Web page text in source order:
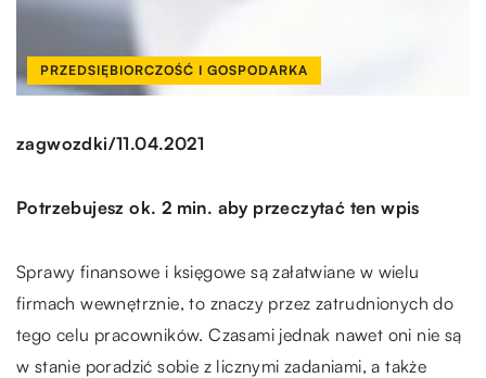
PRZEDSIĘBIORCZOŚĆ I GOSPODARKA
zagwozdki/11.04.2021
Potrzebujesz ok. 2 min. aby przeczytać ten wpis
Sprawy finansowe i księgowe są załatwiane w wielu
firmach wewnętrznie, to znaczy przez zatrudnionych do
tego celu pracowników. Czasami jednak nawet oni nie są
w stanie poradzić sobie z licznymi zadaniami, a także